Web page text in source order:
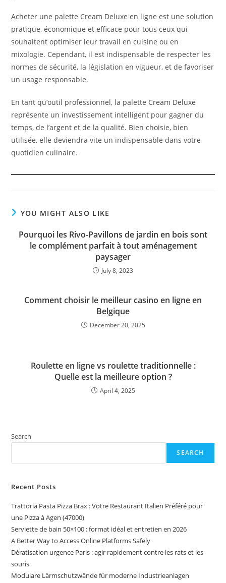
Acheter une palette Cream Deluxe en ligne est une solution
pratique, économique et efficace pour tous ceux qui
souhaitent optimiser leur travail en cuisine ou en
mixologie. Cependant, il est indispensable de respecter les
normes de sécurité, la législation en vigueur, et de favoriser
un usage responsable.
En tant qu’outil professionnel, la palette Cream Deluxe
représente un investissement intelligent pour gagner du
temps, de l’argent et de la qualité. Bien choisie, bien
utilisée, elle deviendra vite un indispensable dans votre
quotidien culinaire.
YOU MIGHT ALSO LIKE
Pourquoi les Rivo-Pavillons de jardin en bois sont
le complément parfait à tout aménagement
paysager
July 8, 2023
Comment choisir le meilleur casino en ligne en
Belgique
December 20, 2025
Roulette en ligne vs roulette traditionnelle :
Quelle est la meilleure option ?
April 4, 2025
Search
SEARCH
Recent Posts
Trattoria Pasta Pizza Brax : Votre Restaurant Italien Préféré pour
une Pizza à Agen (47000)
Serviette de bain 50×100 : format idéal et entretien en 2026
A Better Way to Access Online Platforms Safely
Dératisation urgence Paris : agir rapidement contre les rats et les
souris
Modulare Lärmschutzwände für moderne Industrieanlagen